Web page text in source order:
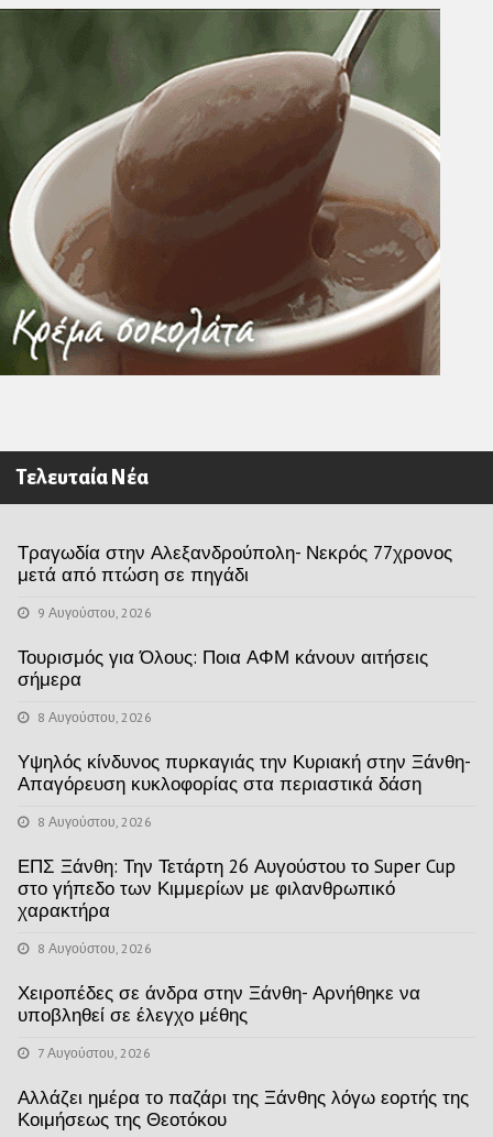
Τελευταία Νέα
Τραγωδία στην Αλεξανδρούπολη- Νεκρός 77χρονος
μετά από πτώση σε πηγάδι
9 Αυγούστου, 2026
Τουρισμός για Όλους: Ποια ΑΦΜ κάνουν αιτήσεις
σήμερα
8 Αυγούστου, 2026
Υψηλός κίνδυνος πυρκαγιάς την Κυριακή στην Ξάνθη-
Απαγόρευση κυκλοφορίας στα περιαστικά δάση
8 Αυγούστου, 2026
ΕΠΣ Ξάνθη: Την Τετάρτη 26 Αυγούστου το Super Cup
στο γήπεδο των Κιμμερίων με φιλανθρωπικό
χαρακτήρα
8 Αυγούστου, 2026
Χειροπέδες σε άνδρα στην Ξάνθη- Αρνήθηκε να
υποβληθεί σε έλεγχο μέθης
7 Αυγούστου, 2026
Αλλάζει ημέρα το παζάρι της Ξάνθης λόγω εορτής της
Κοιμήσεως της Θεοτόκου